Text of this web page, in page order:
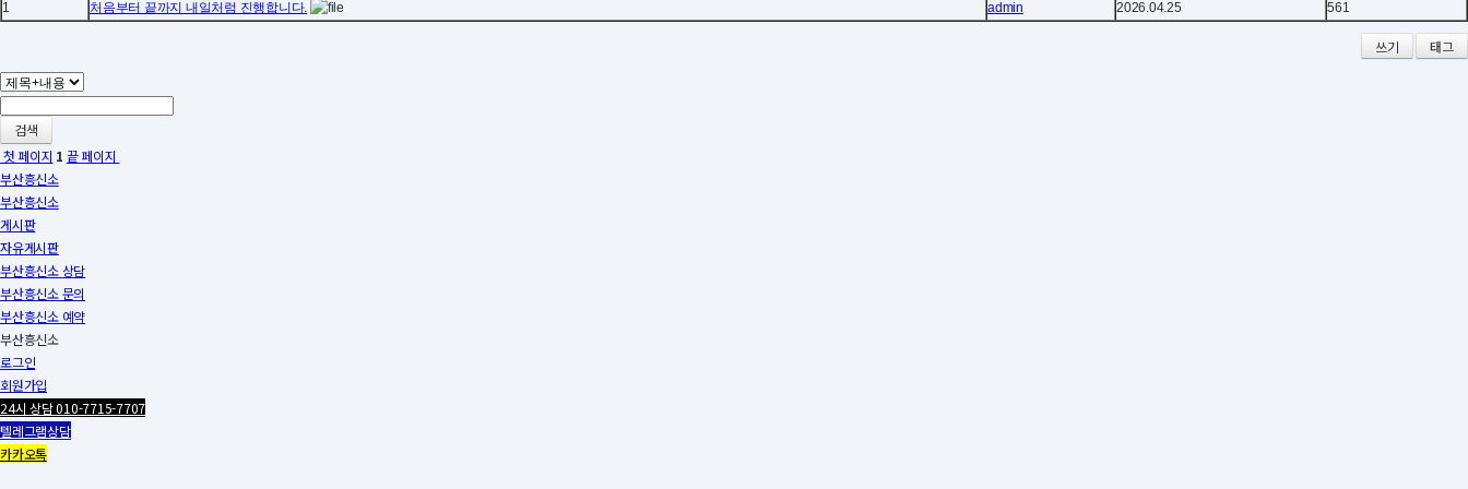
1 처음부터 끝까지 내일처럼 진행합니다. admin 2026.04.25 561
쓰기 태그
검색
첫 페이지 1 끝 페이지
부산흥신소
부산흥신소
게시판
자유게시판
부산흥신소 상담
부산흥신소 문의
부산흥신소 예약
부산흥신소
로그인
회원가입
24시 상담 010-7715-7707
텔레그램상담
카카오톡